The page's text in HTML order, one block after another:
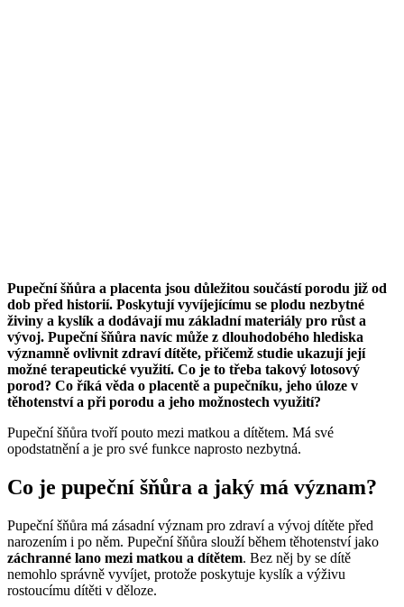
Pupeční šňůra a placenta jsou důležitou součástí porodu již od
dob před historií. Poskytují vyvíjejícímu se plodu nezbytné
živiny a kyslík a dodávají mu základní materiály pro růst a
vývoj. Pupeční šňůra navíc může z dlouhodobého hlediska
významně ovlivnit zdraví dítěte, přičemž studie ukazují její
možné terapeutické využití. Co je to třeba takový lotosový
porod? Co říká věda o placentě a pupečníku, jeho úloze v
těhotenství a při porodu a jeho možnostech využití?
Pupeční šňůra tvoří pouto mezi matkou a dítětem. Má své
opodstatnění a je pro své funkce naprosto nezbytná.
Co je pupeční šňůra a jaký má význam?
Pupeční šňůra má zásadní význam pro zdraví a vývoj dítěte před
narozením i po něm. Pupeční šňůra slouží během těhotenství jako
záchranné lano mezi matkou a dítětem. Bez něj by se dítě
nemohlo správně vyvíjet, protože poskytuje kyslík a výživu
rostoucímu dítěti v děloze.